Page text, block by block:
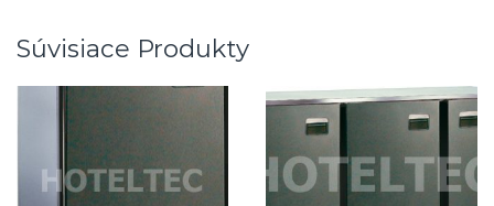
Súvisiace Produkty